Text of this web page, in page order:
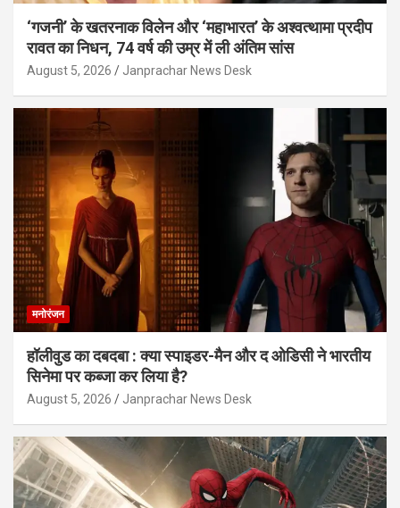
‘गजनी’ के खतरनाक विलेन और ‘महाभारत’ के अश्वत्थामा प्रदीप
रावत का निधन, 74 वर्ष की उम्र में ली अंतिम सांस
August 5, 2026 Janprachar News Desk
मनोरंजन
हॉलीवुड का दबदबा : क्या स्पाइडर-मैन और द ओडिसी ने भारतीय
सिनेमा पर कब्जा कर लिया है?
August 5, 2026 Janprachar News Desk